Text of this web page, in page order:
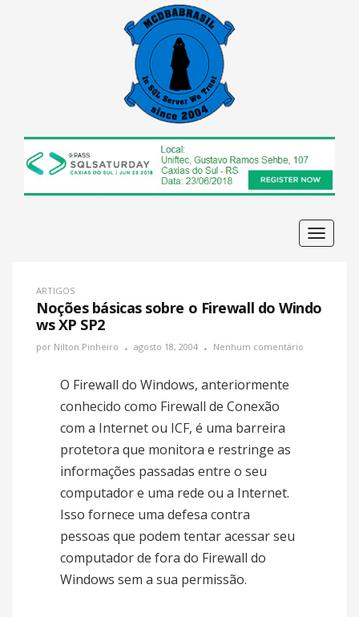
ARTIGOS
Noções básicas sobre o Firewall do Windo
ws XP SP2
por Nilton Pinheiro agosto 18, 2004 Nenhum comentário
O Firewall do Windows, anteriormente
conhecido como Firewall de Conexão
com a Internet ou ICF, é uma barreira
protetora que monitora e restringe as
informações passadas entre o seu
computador e uma rede ou a Internet.
Isso fornece uma defesa contra
pessoas que podem tentar acessar seu
computador de fora do Firewall do
Windows sem a sua permissão.